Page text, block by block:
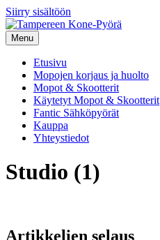
Siirry sisältöön
Menu
Etusivu
Mopojen korjaus ja huolto
Mopot & Skootterit
Käytetyt Mopot & Skootterit
Fantic Sähköpyörät
Kauppa
Yhteystiedot
Studio (1)
Artikkelien selaus